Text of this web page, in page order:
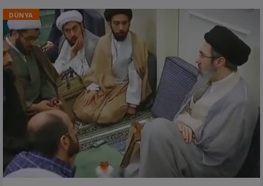
DÜNYA